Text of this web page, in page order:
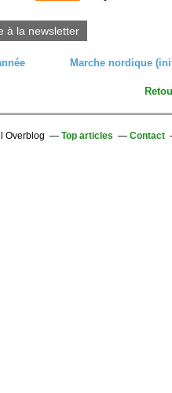
à la newsletter
Marche nordique
Overblog Top articles Contact